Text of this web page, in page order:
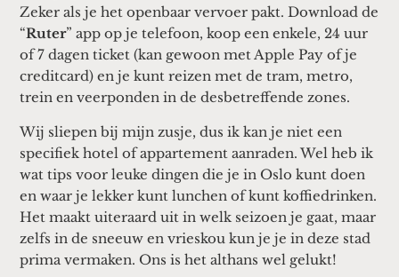
Zeker als je het openbaar vervoer pakt. Download de
“Ruter” app op je telefoon, koop een enkele, 24 uur
of 7 dagen ticket (kan gewoon met Apple Pay of je
creditcard) en je kunt reizen met de tram, metro,
trein en veerponden in de desbetreffende zones.
Wij sliepen bij mijn zusje, dus ik kan je niet een
specifiek hotel of appartement aanraden. Wel heb ik
wat tips voor leuke dingen die je in Oslo kunt doen
en waar je lekker kunt lunchen of kunt koffiedrinken.
Het maakt uiteraard uit in welk seizoen je gaat, maar
zelfs in de sneeuw en vrieskou kun je je in deze stad
prima vermaken. Ons is het althans wel gelukt!